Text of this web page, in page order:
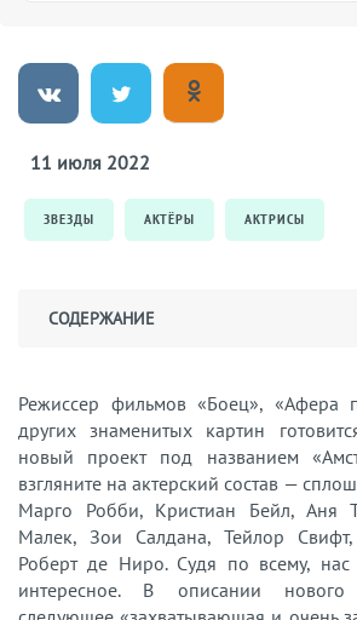
11 июля 2022
ЗВЕЗДЫ АКТЁРЫ АКТРИСЫ
СОДЕРЖАНИЕ
Режиссер фильмов «Боец», «Афера
других знаменитых картин
новый проект под названием
взгляните на актерский состав —
Марго Робби, Кристиан Бейл, Аня
Малек, Зои Салдана, Тейлор
Роберт де Ниро. Судя по всему, нас
интересное. В описании